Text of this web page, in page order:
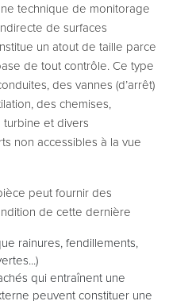
technique de monitorage
de surfaces
un atout de taille parce
de tout contrôle. Ce type
des vannes (d’arrêt)
des chemises,
turbine et divers
non accessibles à la vue
peut fournir des
de cette dernière
rainures, fendillements,
qui entraînent une
peuvent constituer une